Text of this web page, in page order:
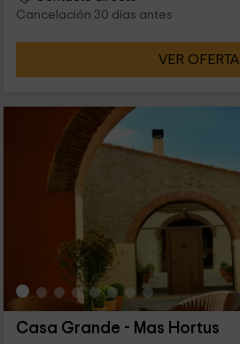
Cancelación 30 días antes
VER OFERTA
Casa Grande - Mas Hortus